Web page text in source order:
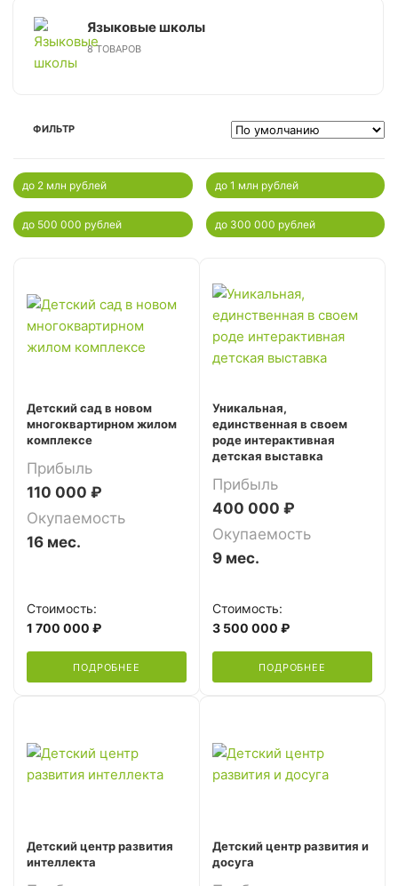
Языковые школы
8 ТОВАРОВ
ФИЛЬТР
до 2 млн рублей до 1 млн рублей
до 500 000 рублей до 300 000 рублей
Детский сад в новом
многоквартирном жилом
комплексе
Прибыль
110 000 ₽
Окупаемость
16 мес.
Стоимость:
1 700 000 ₽
ПОДРОБНЕЕ
Уникальная,
единственная в своем
роде интерактивная
детская выставка
Прибыль
400 000 ₽
Окупаемость
9 мес.
Стоимость:
3 500 000 ₽
ПОДРОБНЕЕ
Детский центр развития
интеллекта
Детский центр развития и
досуга